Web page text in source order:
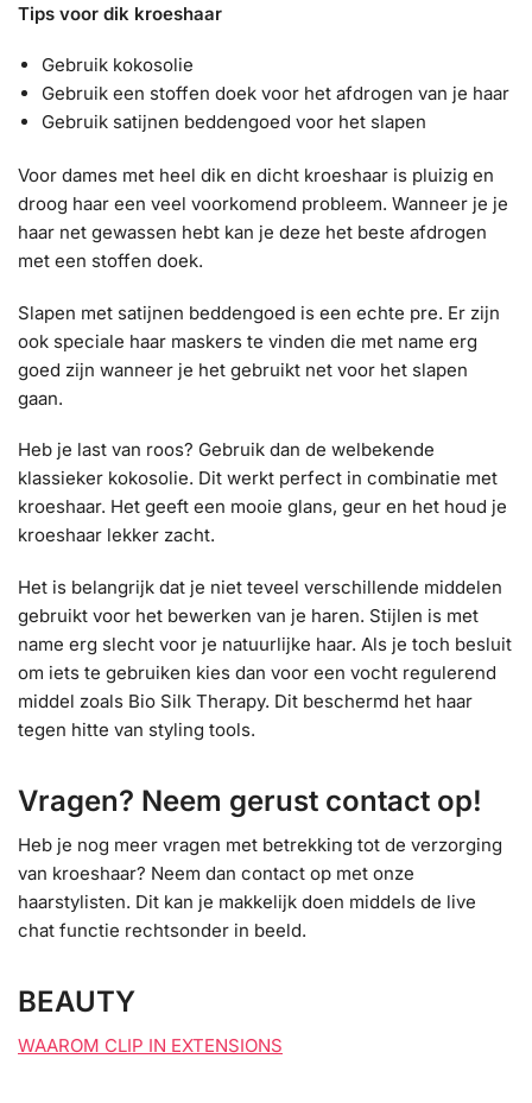
Tips voor dik kroeshaar
Gebruik kokosolie
Gebruik een stoffen doek voor het afdrogen van je haar
Gebruik satijnen beddengoed voor het slapen
Voor dames met heel dik en dicht kroeshaar is pluizig en
droog haar een veel voorkomend probleem. Wanneer je je
haar net gewassen hebt kan je deze het beste afdrogen
met een stoffen doek.
Slapen met satijnen beddengoed is een echte pre. Er zijn
ook speciale haar maskers te vinden die met name erg
goed zijn wanneer je het gebruikt net voor het slapen
gaan.
Heb je last van roos? Gebruik dan de welbekende
klassieker kokosolie. Dit werkt perfect in combinatie met
kroeshaar. Het geeft een mooie glans, geur en het houd je
kroeshaar lekker zacht.
Het is belangrijk dat je niet teveel verschillende middelen
gebruikt voor het bewerken van je haren. Stijlen is met
name erg slecht voor je natuurlijke haar. Als je toch besluit
om iets te gebruiken kies dan voor een vocht regulerend
middel zoals Bio Silk Therapy. Dit beschermd het haar
tegen hitte van styling tools.
Vragen? Neem gerust contact op!
Heb je nog meer vragen met betrekking tot de verzorging
van kroeshaar? Neem dan contact op met onze
haarstylisten. Dit kan je makkelijk doen middels de live
chat functie rechtsonder in beeld.
BEAUTY
WAAROM CLIP IN EXTENSIONS